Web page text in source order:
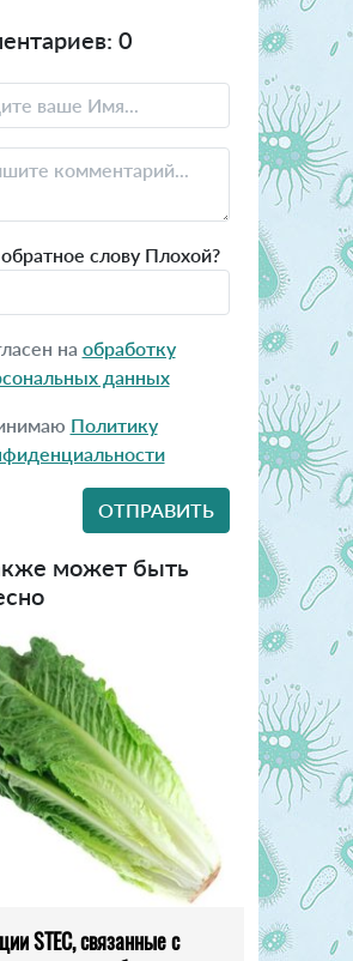
0
слову Плохой?
на обработку
данных
Политику
может быть
STEC, связанные с